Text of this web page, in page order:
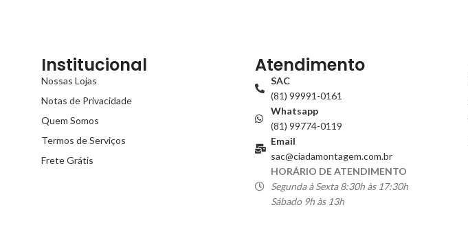
Institucional
Nossas Lojas
Notas de Privacidade
Quem Somos
Termos de Serviços
Frete Grátis
Atendimento
SAC
(81) 99991-0161
Whatsapp
(81) 99774-0119
Email
sac@ciadamontagem.com.br
HORÁRIO DE ATENDIMENTO
Segunda à Sexta 8:30h às 17:30h
Sábado 9h às 13h